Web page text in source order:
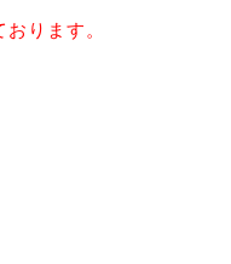
ります。